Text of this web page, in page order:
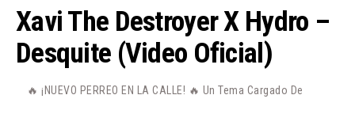
Xavi The Destroyer X Hydro –
Desquite (Video Oficial)
🔥 ¡NUEVO PERREO EN LA CALLE! 🔥 Un Tema Cargado De